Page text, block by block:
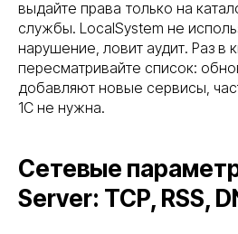
выдайте права только на
службы. LocalSystem не
нарушение, ловит аудит. Раз в
пересматривайте список:
добавляют новые сервисы,
1С не нужна.
Сетевые
Server: TCP, RSS,